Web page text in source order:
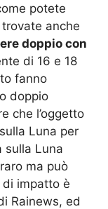
potete
anche
doppio con
di 16 e 18
fanno
doppio
che l’oggetto
Luna per
sulla Luna
ma può
di impatto è
Rainews, ed